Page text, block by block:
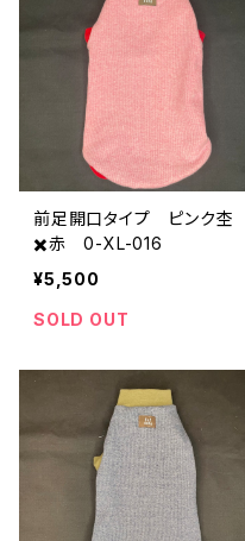
前足開口タイプ ピンク杢
✖️赤 0-XL-016
¥5,500
SOLD OUT